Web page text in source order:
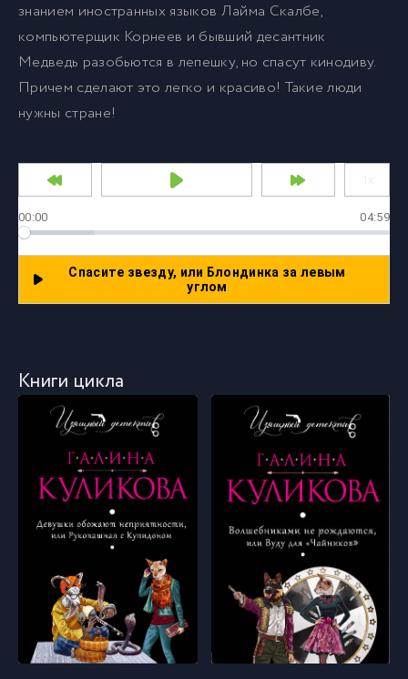
знанием иностранных языков Лайма Скалбе,
компьютерщик Корнеев и бывший десантник
Медведь разобьются в лепешку, но спасут кинодиву.
Причем сделают это легко и красиво! Такие люди
нужны стране!
00:00 04:59
Спасите звезду, или Блондинка за левым
углом
Книги цикла